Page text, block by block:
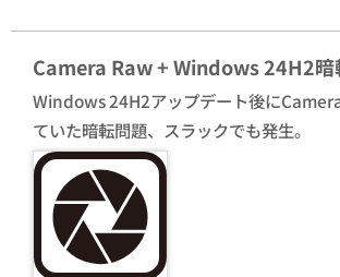
Camera Raw + Windows 24H2暗
Windows 24H2アップデート後に
ていた暗転問題、スラックでも発生。